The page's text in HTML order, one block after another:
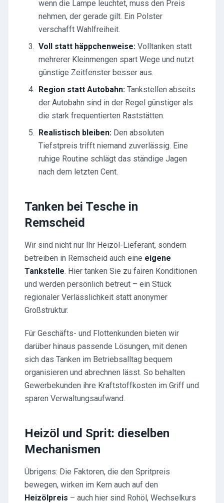
wenn die Lampe leuchtet, muss den Preis
nehmen, der gerade gilt. Ein Polster
verschafft Wahlfreiheit.
Voll statt häppchenweise: Volltanken statt
mehrerer Kleinmengen spart Wege und nutzt
günstige Zeitfenster besser aus.
Region statt Autobahn: Tankstellen abseits
der Autobahn sind in der Regel günstiger als
die stark frequentierten Raststätten.
Realistisch bleiben: Den absoluten
Tiefstpreis trifft niemand zuverlässig. Eine
ruhige Routine schlägt das ständige Jagen
nach dem letzten Cent.
Tanken bei Tesche in
Remscheid
Wir sind nicht nur Ihr Heizöl-Lieferant, sondern
betreiben in Remscheid auch eine eigene
Tankstelle. Hier tanken Sie zu fairen Konditionen
und werden persönlich betreut – ein Stück
regionaler Verlässlichkeit statt anonymer
Großstruktur.
Für Geschäfts- und Flottenkunden bieten wir
darüber hinaus passende Lösungen, mit denen
sich das Tanken im Betriebsalltag bequem
organisieren und abrechnen lässt. So behalten
Gewerbekunden ihre Kraftstoffkosten im Griff und
sparen Verwaltungsaufwand.
Heizöl und Sprit: dieselben
Mechanismen
Übrigens: Die Faktoren, die den Spritpreis
bewegen, wirken im Kern auch auf den
Heizölpreis – auch hier sind Rohöl, Wechselkurs